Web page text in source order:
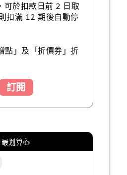
可於扣款日前 2 日取
扣滿 12 期後自動停
點」及「折價券」折
訂閱
最划算👍